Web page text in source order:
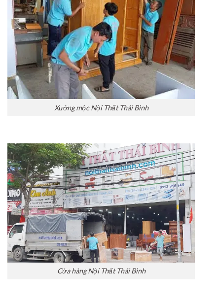
Xưởng mộc Nội Thất Thái Bình
Cửa hàng Nội Thất Thái Bình